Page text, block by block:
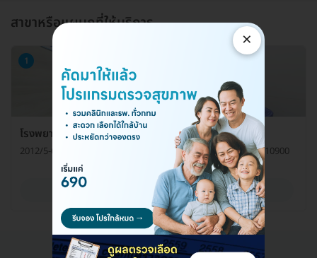
สาขาหรือแผนกที่ให้บริการ
1
โรงพยาบาลเปาโล เกษตร ศูนย์ตรวจสุขภาพ
2012/5-6 ถ. พหลโยธิน แขวงเสนานิคม เขตจตุจักร กรุงเทพมหานคร 10900
ดูรายละเอียด
×